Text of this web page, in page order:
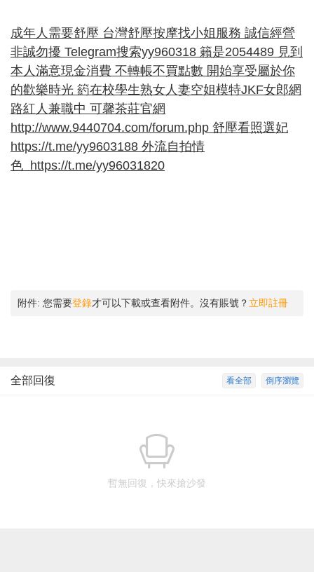
成年人需要舒壓 台灣舒壓按摩找小姐服務 誠信經營
非誠勿擾 Telegram搜索yy960318 籟是2054489 見到
本人滿意現金消費 不轉帳不買點數 開始享受屬於你
的歡樂時光 箹在校學生熟女人妻空姐模特JKF女郎網
路紅人兼職中 可馨茶莊官網
http://www.9440704.com/forum.php 舒壓看照選妃
https://t.me/yy9603188 外流自拍情
色 https://t.me/yy96031820
附件: 您需要登錄才可以下載或查看附件。沒有賬號？ 立即註冊
倒序瀏覽
看全部
全部回復
暫無回復，快來搶沙發